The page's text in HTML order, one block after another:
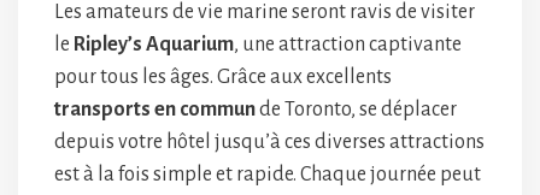
Les amateurs de vie marine seront ravis de visiter
le Ripley’s Aquarium, une attraction captivante
pour tous les âges. Grâce aux excellents
transports en communde Toronto, se déplacer
depuis votre hôtel jusqu’à ces diverses attractions
est à la fois simple et rapide. Chaque journée peut